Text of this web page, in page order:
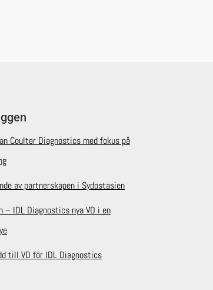
Coulter Diagnostics med fokus på
av partnerskapen i Sydostasien
– IDL Diagnostics nya VD i en
till VD för IDL Diagnostics